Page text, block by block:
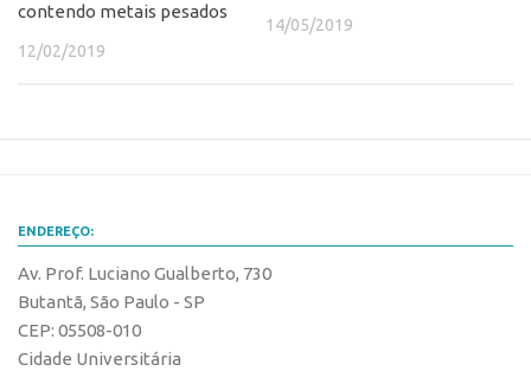
Exceções
Programas
Conexão Inter-USP
Showroom de Tecnologias
Empreendedorismo
contendo metais pesados
12/02/2019
14/05/2019
ENDEREÇO:
Av. Prof. Luciano Gualberto, 730
Butantã, São Paulo - SP
CEP: 05508-010
Cidade Universitária